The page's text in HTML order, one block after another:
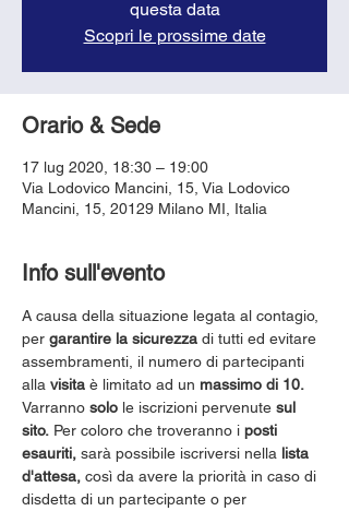
questa data
Scopri le prossime date
Orario & Sede
17 lug 2020, 18:30 – 19:00
Via Lodovico Mancini, 15, Via Lodovico
Mancini, 15, 20129 Milano MI, Italia
Info sull'evento
A causa della situazione legata al contagio,
per garantire la sicurezza di tutti ed evitare
assembramenti, il numero di partecipanti
alla visita è limitato ad un massimo di 10.
Varranno solo le iscrizioni pervenute sul
sito. Per coloro che troveranno i posti
esauriti, sarà possibile iscriversi nella lista
d'attesa, così da avere la priorità in caso di
disdetta di un partecipante o per